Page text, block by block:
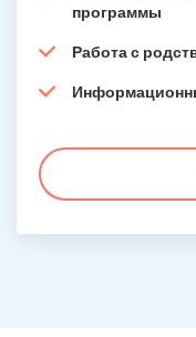
программы
Работа с